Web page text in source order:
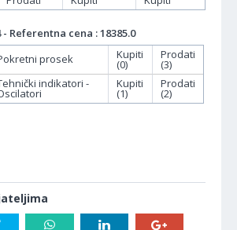
- Referentna cena : 18385.0
prosek Kupiti
(0)
Prodati
(3)
indikatori -
Kupiti
(1)
Prodati
(2)